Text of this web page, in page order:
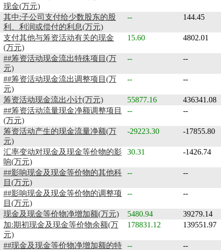
现金(万元)
其中:子公司支付给少数股东的股
利、利润或偿付的利息(万元)
-- 144.45
支付其他与筹资活动有关的现金
(万元)
15.60 4802.01
##筹资活动现金流出特殊项目(万
元)
-- --
##筹资活动现金流出调整项目(万
元)
-- --
筹资活动现金流出小计(万元) 55877.16
436341.08
##筹资活动流量现金净额调整项目
(万元)
-- --
筹资活动产生的现金流量净额(万
元)
-29223.30 -17855.80
汇率变动对现金及现金等价物的影
响(万元)
30.31 -1426.74
##影响现金及现金等价物的其他科
目(万元)
-- --
##影响现金及现金等价物的调整项
目(万元)
-- --
现金及现金等价物净增加额(万元) 5480.94
39279.14
加:期初现金及现金等价物余额(万
元)
178831.12 139551.97
##现金及现金等价物净增加额的特
-- --